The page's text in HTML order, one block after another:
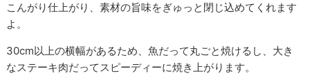
こんがり仕上がり、素材の旨味をぎゅっと閉じ込めてくれます
よ。
30cm以上の横幅があるため、魚だって丸ごと焼けるし、大き
なステーキ肉だってスピーディーに焼き上がります。